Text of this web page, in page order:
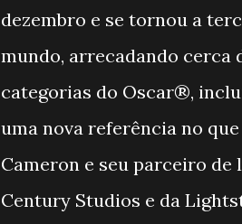
dezembro e se tornou a
mundo, arrecadando cerca
categorias do Oscar®,
uma nova referência no
Cameron e seu parceiro de
Century Studios e da